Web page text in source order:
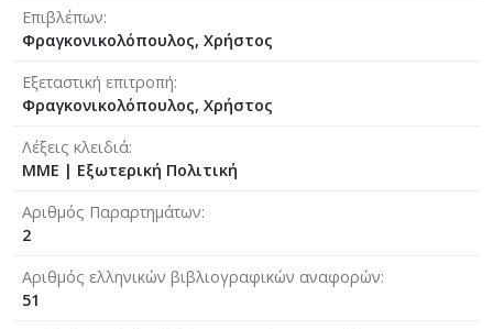
Επιβλέπων
Φραγκονικολόπουλος, Χρήστος
Εξεταστική επιτροπή
Φραγκονικολόπουλος, Χρήστος
Λέξεις κλειδιά
ΜΜΕ | Εξωτερική Πολιτική
Αριθμός Παραρτημάτων
2
Αριθμός ελληνικών βιβλιογραφικών αναφορών
51